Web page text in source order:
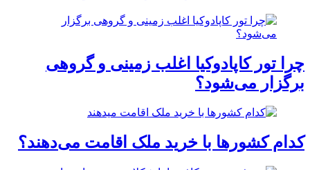
چرا تور کاپادوکیا اغلب زمینی و گروهی
برگزار می‌شود؟
کدام کشورها با خرید ملک اقامت می‌دهند؟